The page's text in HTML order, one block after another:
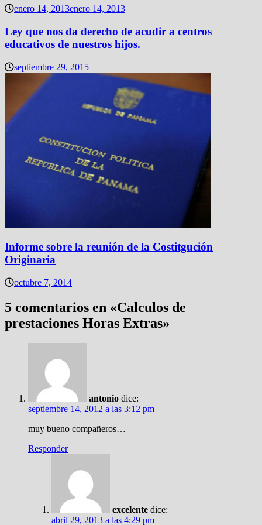
enero 14, 2013enero 14, 2013
Ley que nos da derecho de acudir a centros
educativos de nuestros hijos.
septiembre 29, 2015
Informe sobre la reunión de la Costitgución
Originaria
octubre 7, 2014
5 comentarios en «Calculos de
prestaciones Horas Extras»
antonio dice:
septiembre 14, 2012 a las 3:12 pm
muy bueno compañeros…
Responder
excelente dice:
abril 29, 2013 a las 4:29 pm